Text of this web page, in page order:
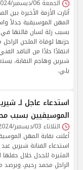
الجمعة 06/ديسمبر/2024 - 02:15 م
أثارت الأزمة الأخيرة بين
المهن الموسيقية جدلاً
بسبب زلة لسان قالتها
حزنها لوفاة الملحن
انتقادًا حادًا من الناقد
شيرين وهاجم النقابة،
يلي.
استدعاء عاجل لـ
الموسيقيين بسبب
الثلاثاء 03/ديسمبر/2024 - 12:19 م
أعلنت نقابة المهن
استدعاء الفنانة شيرين
المثيرة للجدل خلال
الراحل محمد رحيم، ويرصد